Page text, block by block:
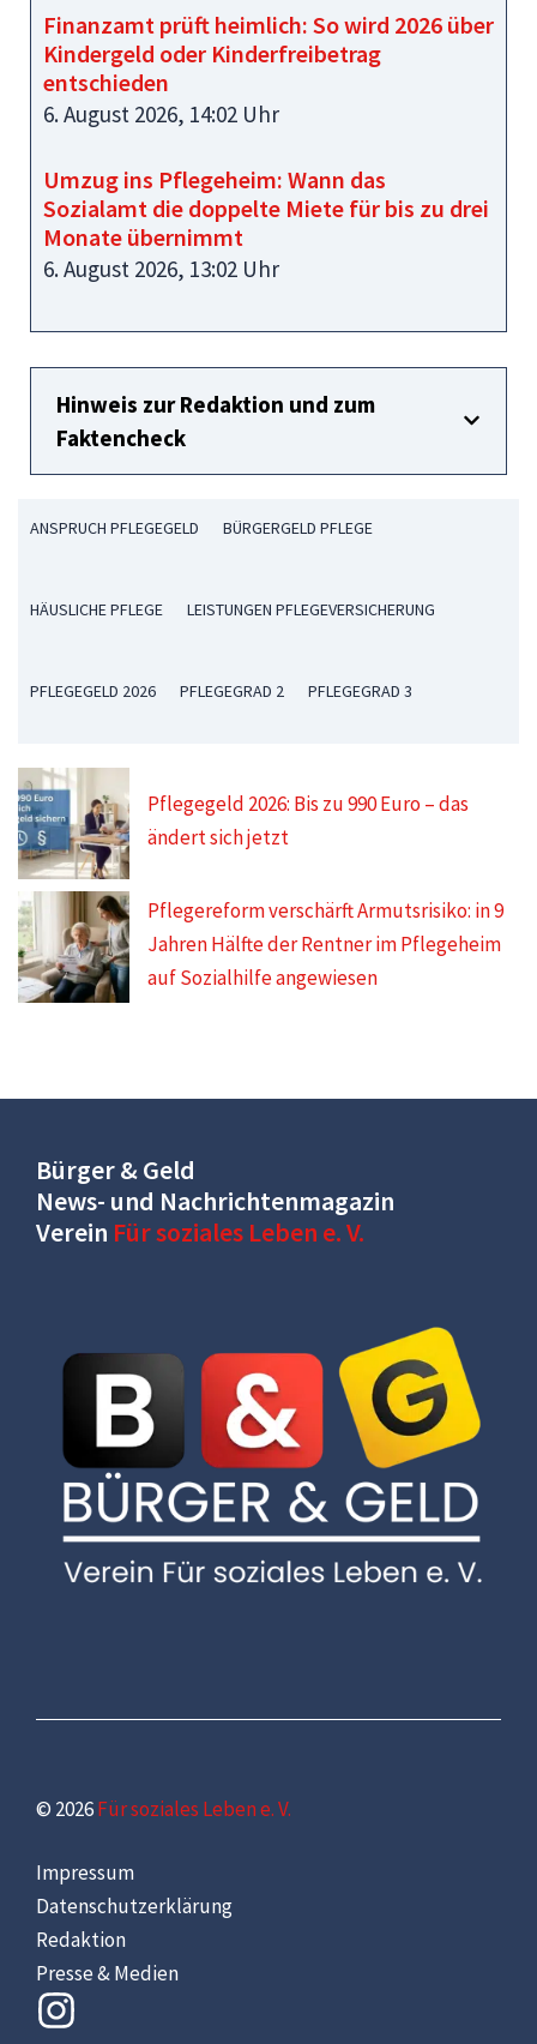
Finanzamt prüft heimlich: So wird 2026 über
Kindergeld oder Kinderfreibetrag
entschieden
6. August 2026, 14:02 Uhr
Umzug ins Pflegeheim: Wann das
Sozialamt die doppelte Miete für bis zu drei
Monate übernimmt
6. August 2026, 13:02 Uhr
Hinweis zur Redaktion und zum
Faktencheck
ANSPRUCH PFLEGEGELD BÜRGERGELD PFLEGE
HÄUSLICHE PFLEGE LEISTUNGEN PFLEGEVERSICHERUNG
PFLEGEGELD 2026 PFLEGEGRAD 2 PFLEGEGRAD 3
Pflegegeld 2026: Bis zu 990 Euro – das
ändert sich jetzt
Pflegereform verschärft Armutsrisiko: in 9
Jahren Hälfte der Rentner im Pflegeheim
auf Sozialhilfe angewiesen
Bürger & Geld
News- und Nachrichtenmagazin
Verein Für soziales Leben e. V.
© 2026Für soziales Leben e. V.
Impressum
Datenschutzerklärung
Redaktion
Presse & Medien